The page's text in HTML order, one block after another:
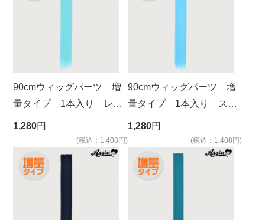
90cmウィッグパーツ 増
量タイプ 1本入り レイ
ブルー NRB-31
1,280円
(税込：1,408円)
90cmウィッグパーツ 増
量タイプ 1本入り スカ
イブルー NISA-4
1,280円
(税込：1,408円)